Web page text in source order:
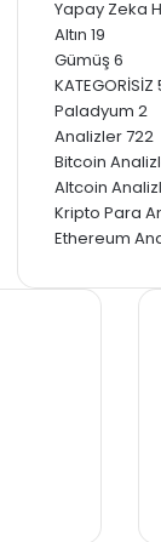
Yapay Zeka
Altın 19
Gümüş 6
KATEGORİSİZ
Paladyum 2
Analizler722
Bitcoin
Altcoin
Kripto Para
Ethereum